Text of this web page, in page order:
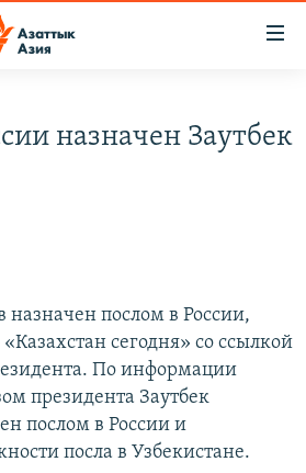
назначен Заутбек
назначен послом в России,
«Казахстан сегодня» со ссылкой
По информации
президента Заутбек
послом в России и
посла в Узбекистане.